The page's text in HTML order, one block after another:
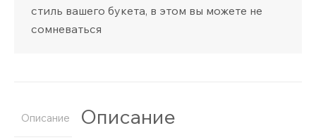
стиль вашего букета, в этом вы можете не
сомневаться
Описание Описание